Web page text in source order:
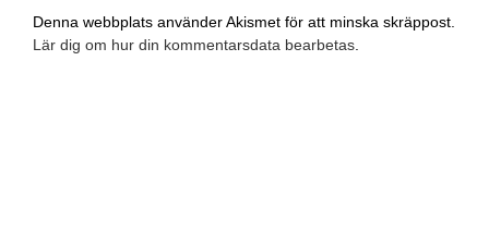
Denna webbplats använder Akismet för att minska skräppost.
Lär dig om hur din kommentarsdata bearbetas